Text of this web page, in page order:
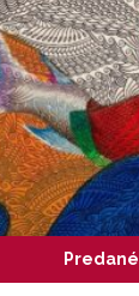
Predané